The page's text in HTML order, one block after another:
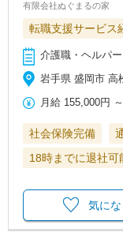
有限会社ぬぐまるの家
転職支援サービス
介護職・ヘルパ
岩手県 盛岡市 高
月給 155,000円 ～
社会保険完備
18時までに退社可
気にな